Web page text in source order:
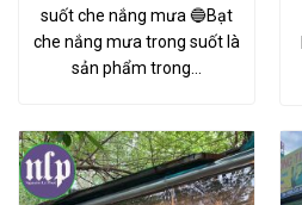
suốt che nắng mưa 🔵Bạt
che nắng mưa trong suốt là
sản phẩm trong…